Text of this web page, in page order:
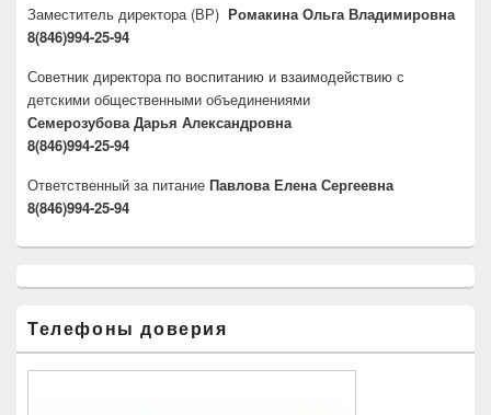
Заместитель директора (ВР) Ромакина Ольга Владимировна
8(846)994-25-94
Советник директора по воспитанию и взаимодействию с
детскими общественными объединениями
Семерозубова Дарья Александровна
8(846)994-25-94
Ответственный за питание Павлова Елена Сергеевна
8(846)994-25-94
Телефоны доверия